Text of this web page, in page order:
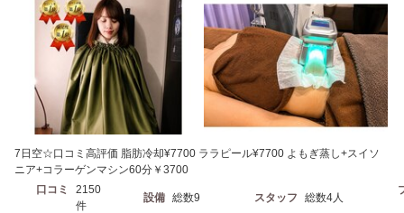
7日空☆口コミ高評価 脂肪冷却¥7700 ララピール¥7700 よもぎ蒸し+スイソ
ニア+コラーゲンマシン60分￥3700
口コミ
2150
件
設備 総数9 スタッフ 総数4人